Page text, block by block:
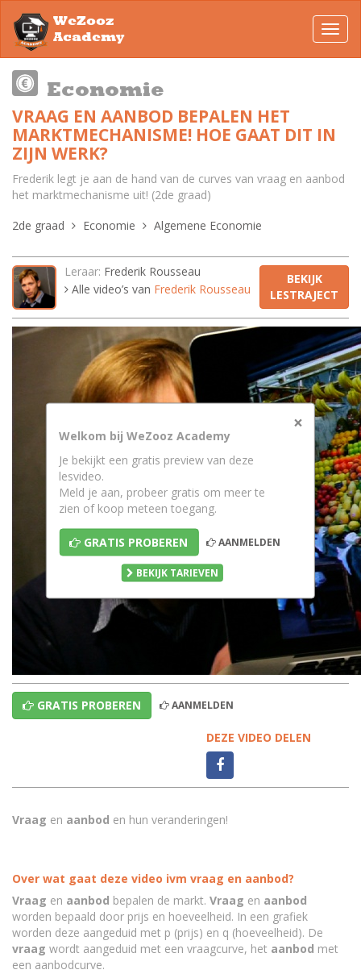
WeZooz
Academy
Economie
VRAAG EN AANBOD BEPALEN HET
MARKTMECHANISME! HOE GAAT DIT IN
ZIJN WERK?
Frederik legt je aan de hand van de curves van vraag en aanbod
het marktmechanisme uit! (2de graad)
2de graad
Economie Algemene Economie
Leraar: Frederik Rousseau
Alle video’s van Frederik Rousseau
BEKIJK
LESTRAJECT
×
Welkom bij WeZooz Academy
Je bekijkt een gratis preview van deze
lesvideo.
Meld je aan, probeer gratis om meer te
zien of koop meteen toegang.
GRATIS PROBEREN AANMELDEN
BEKIJK TARIEVEN
GRATIS PROBEREN AANMELDEN
DEZE VIDEO DELEN
Vraag en aanbod en hun veranderingen!
Over wat gaat deze video ivm vraag en aanbod?
Vraag en aanbod bepalen de markt. Vraag en aanbod
worden bepaald door prijs en hoeveelheid. In een grafiek
worden deze aangeduid met p (prijs) en q (hoeveelheid). De
vraag wordt aangeduid met een vraagcurve, het aanbod met
een aanbodcurve.